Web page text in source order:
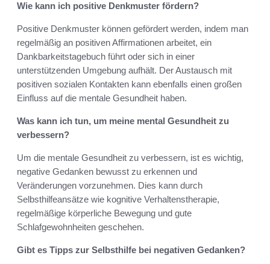
Wie kann ich positive Denkmuster fördern?
Positive Denkmuster können gefördert werden, indem man
regelmäßig an positiven Affirmationen arbeitet, ein
Dankbarkeitstagebuch führt oder sich in einer
unterstützenden Umgebung aufhält. Der Austausch mit
positiven sozialen Kontakten kann ebenfalls einen großen
Einfluss auf die mentale Gesundheit haben.
Was kann ich tun, um meine mental Gesundheit zu
verbessern?
Um die mentale Gesundheit zu verbessern, ist es wichtig,
negative Gedanken bewusst zu erkennen und
Veränderungen vorzunehmen. Dies kann durch
Selbsthilfeansätze wie kognitive Verhaltenstherapie,
regelmäßige körperliche Bewegung und gute
Schlafgewohnheiten geschehen.
Gibt es Tipps zur Selbsthilfe bei negativen Gedanken?